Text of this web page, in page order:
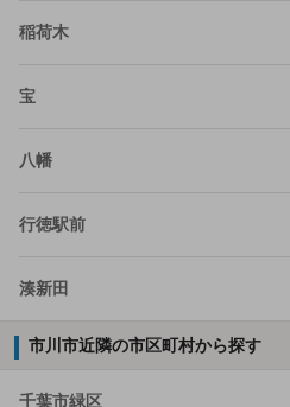
稲荷木
宝
八幡
行徳駅前
湊新田
市川市近隣の市区町村から探す
千葉市緑区